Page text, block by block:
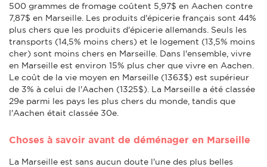
500 grammes de fromage coûtent 5,97$ en Aachen contre
7,87$ en Marseille. Les produits d'épicerie français sont 44%
plus chers que les produits d'épicerie allemands. Seuls les
transports (14,5% moins chers) et le logement (13,5% moins
cher) sont moins chers en Marseille. Dans l'ensemble, vivre
en Marseille est environ 15% plus cher que vivre en Aachen.
Le coût de la vie moyen en Marseille (1363$) est supérieur
de 3% à celui de l'Aachen (1325$). La Marseille a été classée
29e parmi les pays les plus chers du monde, tandis que
l'Aachen était classée 30e.
Choses à savoir avant de déménager en Marseille
La Marseille est sans aucun doute l'une des plus belles